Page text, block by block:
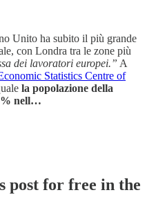
Unito ha subito il più grande
con Londra tra le zone più
dei lavoratori europei.” A
Statistics Centre of
la popolazione della
nell…
post for free in the